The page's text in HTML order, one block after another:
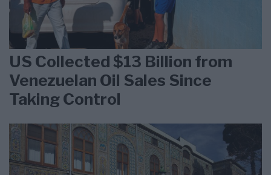
US Collected $13 Billion from
Venezuelan Oil Sales Since
Taking Control